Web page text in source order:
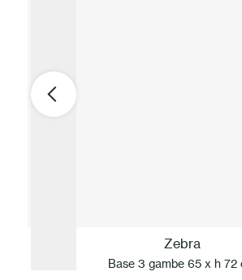
Zebra
Base 3 gambe 65 x h 72